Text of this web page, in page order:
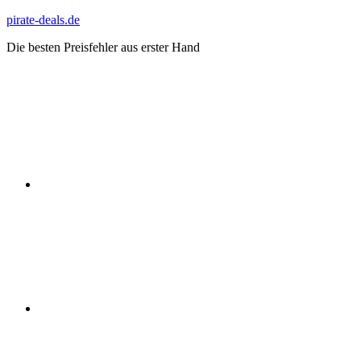
Zum
springen
pirate-deals.de
Die besten Preisfehler aus erster Hand